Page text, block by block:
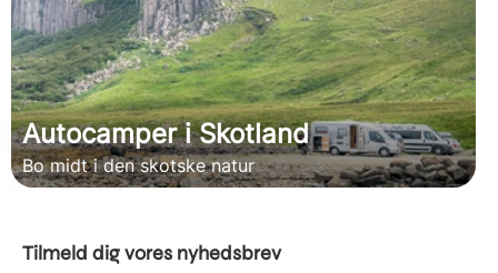
Autocamper i Skotland
Bo midt i den skotske natur
Tilmeld dig vores nyhedsbrev